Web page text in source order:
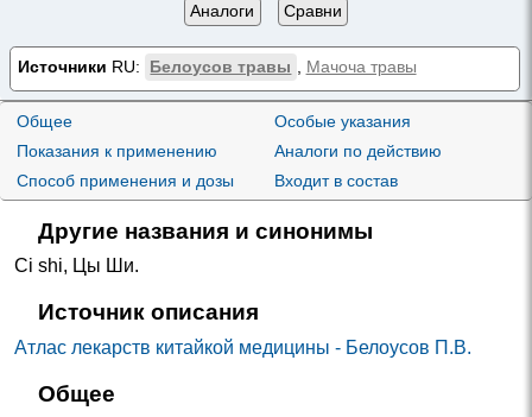
Аналоги Сравни
Источники RU: Белоусов травы Мачоча травы
Общее
Показания к применению
Способ применения и дозы
Особые указания
Аналоги по действию
Входит в состав
Другие названия и синонимы
Ci shi, Цы Ши.
Источник описания
Атлас лекарств китайкой медицины - Белоусов П.В.
Общее